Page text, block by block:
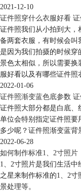
2021-12-10
证件照穿什么衣服好看
证件照我们从小拍到大，
备两套衣服，有时候会叫
是因为我们拍摄的时候穿
景色太相似，所以需要换
服好看以及有哪些证件照
2022-01-06
证件照渐变蓝色底参数
证件照大部分都是白底、
单位会特别指定证件照要
多少呢？证件照渐变蓝背
2022-06-28
如何制作标准1、2寸照片
1、2寸照片是我们生活
之星来制作标准的1、2
景处理等。